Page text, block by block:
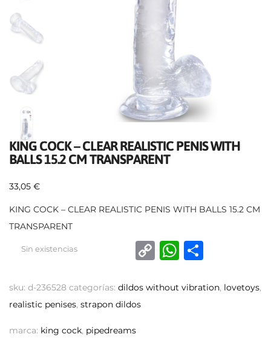
KING COCK – CLEAR REALISTIC PENIS WITH
BALLS 15.2 CM TRANSPARENT
33,05 €
KING COCK – CLEAR REALISTIC PENIS WITH BALLS 15.2 CM
TRANSPARENT
Sin existencias
sku: d-236528 categorías: dildos without vibration, lovetoys,
realistic penises, strapon dildos
marca: king cock, pipedreams
C
p
W
at
C
m